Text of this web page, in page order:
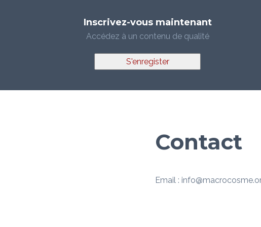
Inscrivez-vous maintenant
Accédez à un contenu de qualité
S'enregister
Contact
Email :